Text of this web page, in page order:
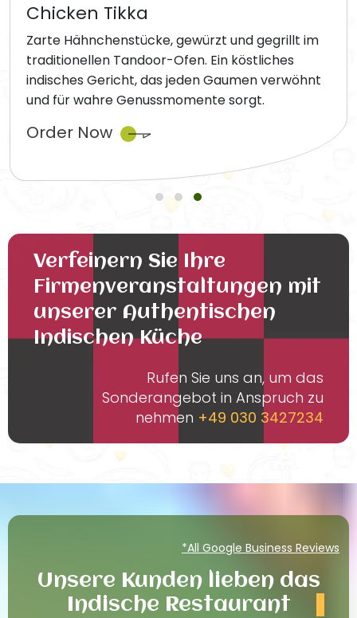
Chicken Tikka
Zarte Hähnchenstücke, gewürzt und gegrillt im
traditionellen Tandoor-Ofen. Ein köstliches
indisches Gericht, das jeden Gaumen verwöhnt
und für wahre Genussmomente sorgt.
Order Now
Verfeinern Sie Ihre
Firmenveranstaltungen mit
unserer Authentischen
Indischen Küche
Rufen Sie uns an, um das
Sonderangebot in Anspruch zu
nehmen +49 030 3427234
*All Google Business Reviews
Unsere Kunden lieben das
Indische Restaurant